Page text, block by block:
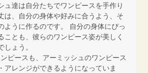
ュ達は自分たちでワンピースを手作り
は、自分の身体や好みに合うよう、そ
ように作るのです。 自分の身体にぴっ
ことも、彼らのワンピース姿が美しく
しょう。
ピースも、アーミッシュのワンピース
アレンジができるようになっていま